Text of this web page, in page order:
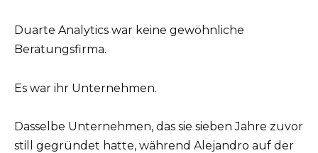
Duarte Analytics war keine gewöhnliche
Beratungsfirma.
Es war ihr Unternehmen.
Dasselbe Unternehmen, das sie sieben Jahre zuvor
still gegründet hatte, während Alejandro auf der